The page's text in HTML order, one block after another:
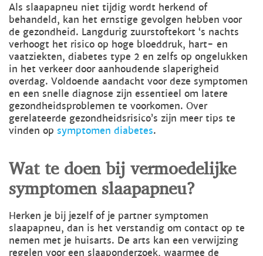
Als slaapapneu niet tijdig wordt herkend of
behandeld, kan het ernstige gevolgen hebben voor
de gezondheid. Langdurig zuurstoftekort ‘s nachts
verhoogt het risico op hoge bloeddruk, hart- en
vaatziekten, diabetes type 2 en zelfs op ongelukken
in het verkeer door aanhoudende slaperigheid
overdag. Voldoende aandacht voor deze symptomen
en een snelle diagnose zijn essentieel om latere
gezondheidsproblemen te voorkomen. Over
gerelateerde gezondheidsrisico’s zijn meer tips te
vinden op symptomen diabetes.
Wat te doen bij vermoedelijke
symptomen slaapapneu?
Herken je bij jezelf of je partner symptomen
slaapapneu, dan is het verstandig om contact op te
nemen met je huisarts. De arts kan een verwijzing
regelen voor een slaaponderzoek, waarmee de